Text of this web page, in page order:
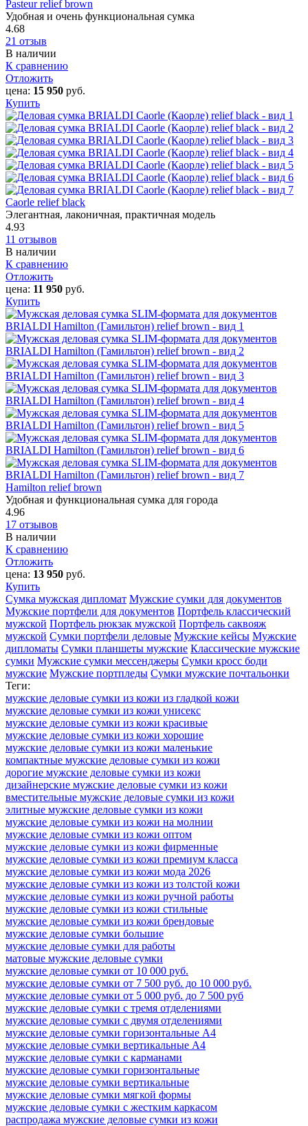
Pasteur relief brown
Удобная и очень функциональная сумка
4.68
21 отзыв
В наличии
К сравнению
Отложить
цена: 15 950 руб.
Купить
Caorle‎ relief black
Элегантная, лаконичная, практичная модель
4.93
11 отзывов
В наличии
К сравнению
Отложить
цена: 11 950 руб.
Купить
Hamilton‎ relief brown
Удобная и функциональная сумка для города
4.96
17 отзывов
В наличии
К сравнению
Отложить
цена: 13 950 руб.
Купить
Сумка мужская дипломат Мужские сумки для документов
Мужские портфели для документов Портфель классический
мужской Портфель рюкзак мужской Портфель саквояж
мужской Сумки портфели деловые Мужские кейсы Мужские
дипломаты Сумки планшеты мужские Классические мужские
сумки Мужские сумки мессенджеры Сумки кросс боди
мужские Мужские портпледы Сумки мужские почтальонки
Теги:
мужские деловые сумки из кожи из гладкой кожи
мужские деловые сумки из кожи унисекс
мужские деловые сумки из кожи красивые
мужские деловые сумки из кожи хорошие
мужские деловые сумки из кожи маленькие
компактные мужские деловые сумки из кожи
дорогие мужские деловые сумки из кожи
дизайнерские мужские деловые сумки из кожи
вместительные мужские деловые сумки из кожи
элитные мужские деловые сумки из кожи
мужские деловые сумки из кожи на молнии
мужские деловые сумки из кожи оптом
мужские деловые сумки из кожи фирменные
мужские деловые сумки из кожи премиум класса
мужские деловые сумки из кожи мода 2026
мужские деловые сумки из кожи из толстой кожи
мужские деловые сумки из кожи ручной работы
мужские деловые сумки из кожи стильные
мужские деловые сумки из кожи брендовые
мужские деловые сумки большие
мужские деловые сумки для работы
матовые мужские деловые сумки
мужские деловые сумки от 10 000 руб.
мужские деловые сумки от 7 500 руб. до 10 000 руб.
мужские деловые сумки от 5 000 руб. до 7 500 руб
мужские деловые сумки с тремя отделениями
мужские деловые сумки с двумя отделениями
мужские деловые сумки горизонтальные А4
мужские деловые сумки вертикальные А4
мужские деловые сумки с карманами
мужские деловые сумки горизонтальные
мужские деловые сумки вертикальные
мужские деловые сумки мягкой формы
мужские деловые сумки с жестким каркасом
распродажа мужские деловые сумки из кожи